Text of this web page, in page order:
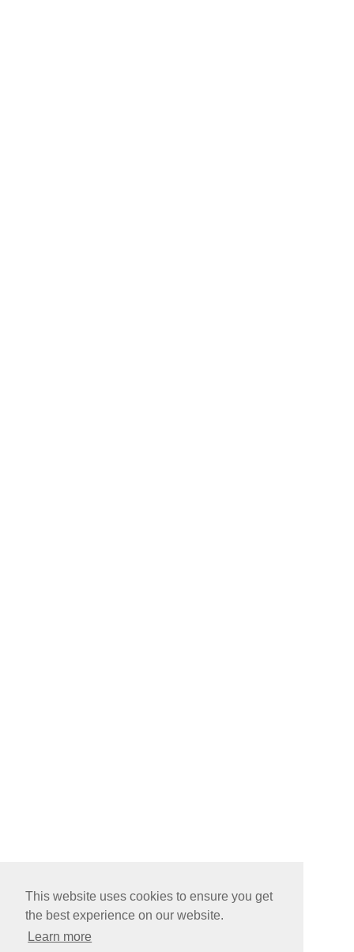
This website uses cookies to ensure you get
the best experience on our website.
Learn more